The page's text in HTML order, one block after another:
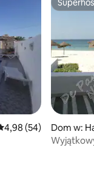
gości
ocena: 4,98 na
4,98 (54)
Dom w: